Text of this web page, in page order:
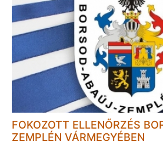
FOKOZOTT ELLENŐRZÉS
ZEMPLÉN VÁRMEGYÉBEN